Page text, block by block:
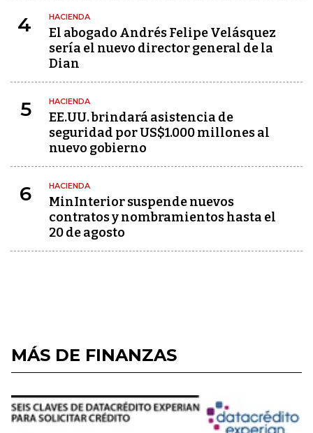
4 HACIENDA
El abogado Andrés Felipe Velásquez
sería el nuevo director general de la
Dian
5 HACIENDA
EE.UU. brindará asistencia de
seguridad por US$1.000 millones al
nuevo gobierno
6 HACIENDA
MinInterior suspende nuevos
contratos y nombramientos hasta el
20 de agosto
MÁS DE FINANZAS